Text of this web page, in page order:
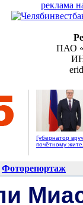
реклама
ПАО
Губернатор
почётному
Фоторепортаж